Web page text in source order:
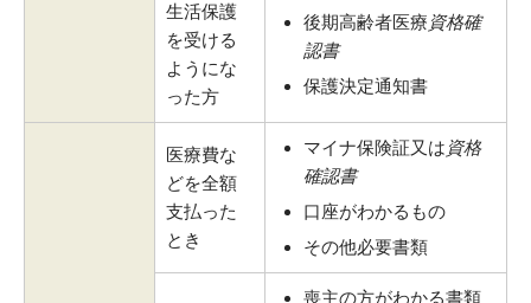
生活保護
を受ける
ようにな
った方
後期高齢者医療 資格確
認書
保護決定通知書
医療費な
どを全額
支払った
とき
マイナ保険証又は 資格
確認書
口座がわかるもの
その他必要書類
喪主の方がわかる書類